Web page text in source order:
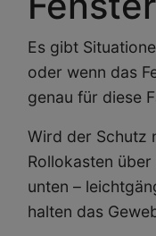
Es gibt
oder wenn das
genau für diese
Wird der Schutz
Rollokasten
unten –
halten das